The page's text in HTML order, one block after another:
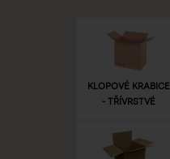
KLOPOVÉ KRABICE
- TŘÍVRSTVÉ